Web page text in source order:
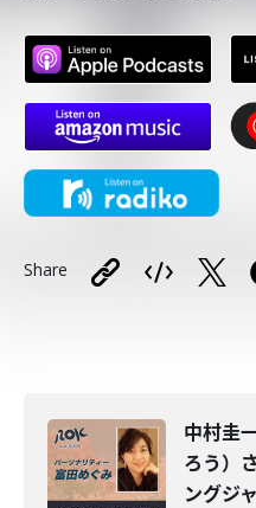
Share
中村圭
ろう）
ングジ